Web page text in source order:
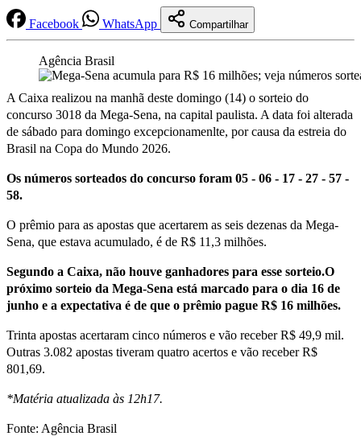
Facebook WhatsApp Compartilhar
Agência Brasil
A Caixa realizou na manhã deste domingo (14) o sorteio do
concurso 3018 da Mega-Sena, na capital paulista. A data foi alterada
de sábado para domingo excepcionamenlte, por causa da estreia do
Brasil na Copa do Mundo 2026.
Os números sorteados do concurso foram 05 - 06 - 17 - 27 - 57 -
58.
O prêmio para as apostas que acertarem as seis dezenas da Mega-
Sena, que estava acumulado, é de R$ 11,3 milhões.
Segundo a Caixa, não houve ganhadores para esse sorteio.O
próximo sorteio da Mega-Sena está marcado para o dia 16 de
junho e a expectativa é de que o prêmio pague R$ 16 milhões.
Trinta apostas acertaram cinco números e vão receber R$ 49,9 mil.
Outras 3.082 apostas tiveram quatro acertos e vão receber R$
801,69.
*Matéria atualizada às 12h17.
Fonte: Agência Brasil